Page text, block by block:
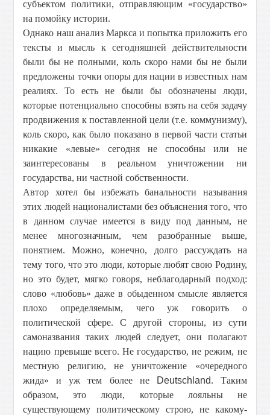
субъектом политики, отправляющим «государство»
на помойку истории.
Однако наш анализ Маркса и попытка приложить его
тексты и мысль к сегодняшней действительности
были бы не полными, коль скоро нами бы не были
предложены точки опоры для нации в известных нам
реалиях. То есть не были бы обозначены люди,
которые потенциально способны взять на себя задачу
продвижения к поставленной цели (т.е. коммунизму),
коль скоро, как было показано в первой части статьи
никакие «левые» сегодня не способны или не
заинтересованы в реальном уничтожении ни
государства, ни частной собственности.
Автор хотел бы избежать банальности называния
этих людей националистами без объяснения того, что
в данном случае имеется в виду под данным, не
менее многозначным, чем разобранные выше,
понятием. Можно, конечно, долго рассуждать на
тему того, что это люди, которые любят свою Родину,
но это будет, мягко говоря, неблагодарный подход:
слово «любовь» даже в обыденном смысле является
плохо определяемым, чего уж говорить о
политической сфере. С другой стороны, из сути
самоназвания таких людей следует, они полагают
нацию превыше всего. Не государство, не режим, не
местную религию, не уничтожение «очередного
жида» и уж тем более не
Deutschland. Таким
образом, это люди, которые лояльны не
существующему политическому строю, не какому-